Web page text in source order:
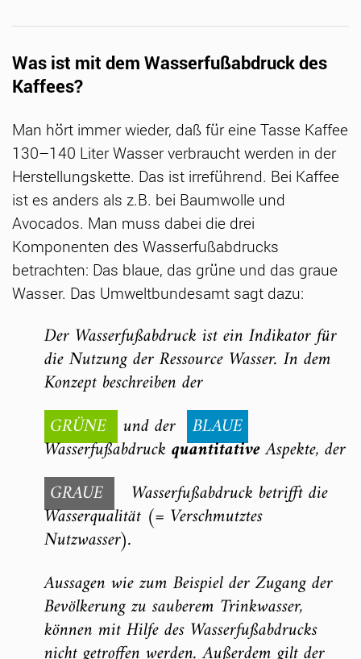
Was ist mit dem Wasserfußabdruck des
Kaffees?
Man hört immer wieder, daß für eine Tasse Kaffee
130–140 Liter Wasser verbraucht werden in der
Herstellungskette. Das ist irreführend. Bei Kaffee
ist es anders als z.B. bei Baumwolle und
Avocados. Man muss dabei die drei
Komponenten des Wasserfußabdrucks
betrachten: Das blaue, das grüne und das graue
Wasser. Das Umweltbundesamt sagt dazu:
Der Wasserfußabdruck ist ein Indikator für
die Nutzung der Ressource Wasser. In dem
Konzept beschreiben der
GRÜNE und der BLAUE
Wasserfußabdruck quantitativeAspekte, der
GRAUE
Wasserfußabdruck betrifft die
Wasserqualität (= Verschmutztes
Nutzwasser).
Aussagen wie zum Beispiel der Zugang der
Bevölkerung zu sauberem Trinkwasser,
können mit Hilfe des Wasserfußabdrucks